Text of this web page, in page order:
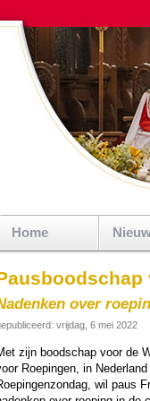
Home
over
vrijdag, 6 mei 2022
zijn bood­schap voor de
Roepingen, in
wil paus